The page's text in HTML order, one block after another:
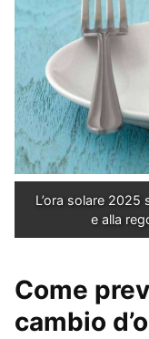
L’ora solare
e alla
Come
cambio